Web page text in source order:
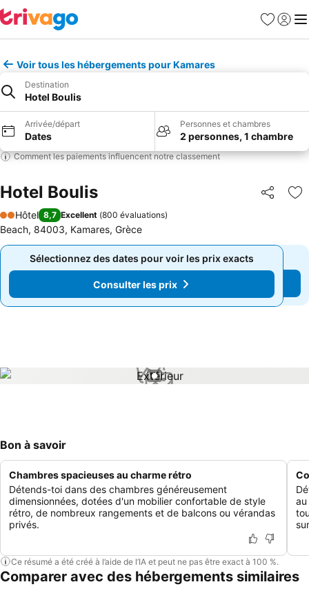
Favoris
Se
Voir tous les hébergements pour Kamares
Destination
Hotel Boulis
Arrivée/départ
Dates
Personnes et chambres
2 personnes, 1 chambre
Comment les paiements influencent notre classement
Hotel Boulis Partager
2 Étoiles
Hôtel 8,7 Excellent (800 évaluations)
Beach, 84003, Kamares, Grèce
Sélectionnez des dates pour voir les prix exacts
Consulter les prix
Sélectionnez des dates pour voir les prix exacts
Consulter les prix
1 / 1
Bon à savoir
Chambres spacieuses au charme rétro
Détends-toi dans des chambres généreusement
dimensionnées, dotées d'un mobilier confortable de style
rétro, de nombreux rangements et de balcons ou vérandas
privés.
Ce résumé a été créé à l’aide de l’IA et peut ne pas être exact à 100 %.
Comparer avec des hébergements similaires